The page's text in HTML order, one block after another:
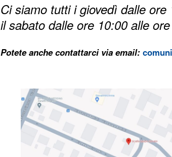
Ci siamo tutti i giovedì dalle
il sabato dalle ore 10:00 alle
Potete anche contattarci via email: